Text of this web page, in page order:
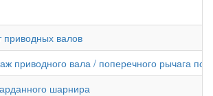
валов
приводного вала / поперечного рычага
шарнира